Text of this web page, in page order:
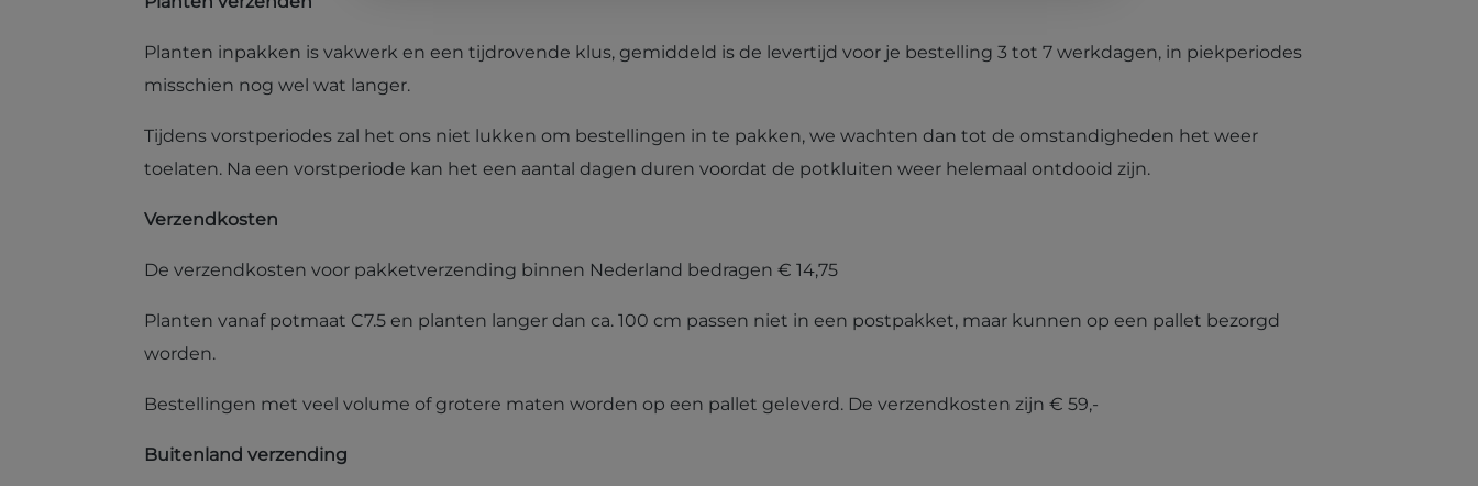
Planten inpakken is vakwerk en een tijdrovende klus, gemiddeld is de levertijd voor je bestelling 3 tot 7 werkdagen, in piekperiodes
misschien nog wel wat langer.
Tijdens vorstperiodes zal het ons niet lukken om bestellingen in te pakken, we wachten dan tot de omstandigheden het weer
toelaten. Na een vorstperiode kan het een aantal dagen duren voordat de potkluiten weer helemaal ontdooid zijn.
Verzendkosten
De verzendkosten voor pakketverzending binnen Nederland bedragen € 14,75
Planten vanaf potmaat C7.5 en planten langer dan ca. 100 cm passen niet in een postpakket, maar kunnen op een pallet bezorgd
worden.
Bestellingen met veel volume of grotere maten worden op een pallet geleverd. De verzendkosten zijn € 59,-
Buitenland verzending